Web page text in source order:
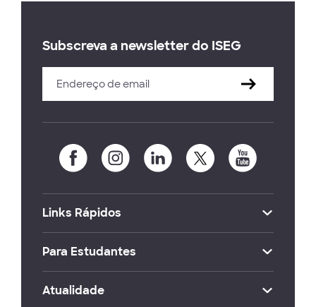
Subscreva a newsletter do ISEG
Links Rápidos
Para Estudantes
Atualidade